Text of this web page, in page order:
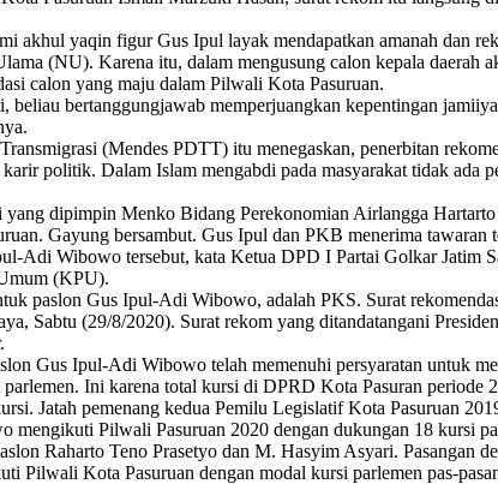
akhul yaqin figur Gus Ipul layak mendapatkan amanah dan
(NU). Karena itu, dalam mengusung calon kepala daerah
calon yang maju dalam Pilwali Kota Pasuruan.
bertanggungjawab memperjuangkan kepentingan
(Mendes PDTT) itu menegaskan, penerbitan
politik. Dalam Islam mengabdi pada masyarakat tidak ada
dipimpin Menko Bidang Perekonomian Airlangga
Gayung bersambut. Gus Ipul dan PKB menerima tawaran
Adi Wibowo tersebut, kata Ketua DPD I Partai Golkar Jatim
(KPU).
paslon Gus Ipul-Adi Wibowo, adalah PKS. Surat
Sabtu (29/8/2020). Surat rekom yang ditandatangani
Gus Ipul-Adi Wibowo telah memenuhi persyaratan untuk
Ini karena total kursi di DPRD Kota Pasuran periode
Jatah pemenang kedua Pemilu Legislatif Kota Pasuruan
Pilwali Pasuruan 2020 dengan dukungan 18 kursi
Raharto Teno Prasetyo dan M. Hasyim Asyari. Pasangan
Pilwali Kota Pasuruan dengan modal kursi parlemen pas-